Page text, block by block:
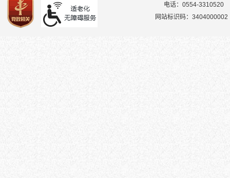
电话：0554-3310520
网站标识码：3404000002